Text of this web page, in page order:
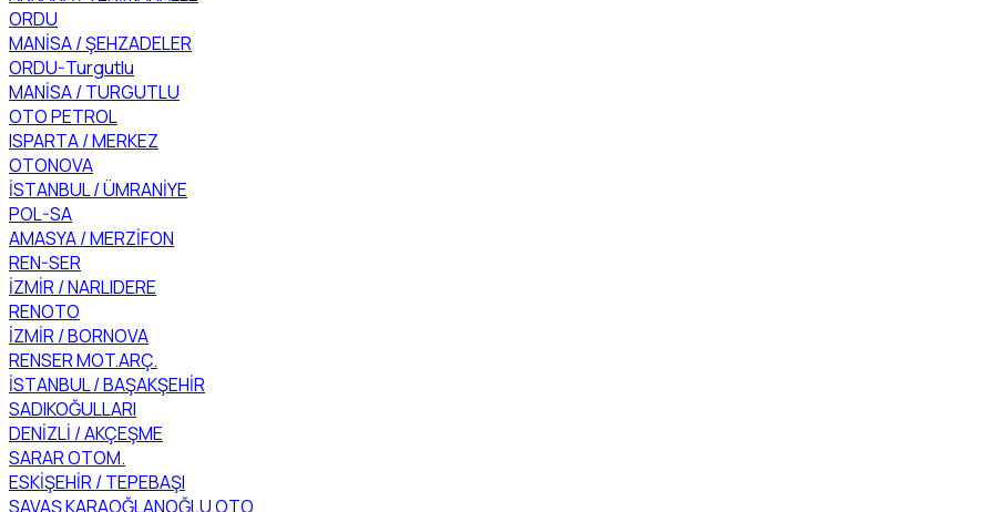
ORDU
MANİSA / ŞEHZADELER
ORDU-Turgutlu
MANİSA / TURGUTLU
OTO PETROL
ISPARTA / MERKEZ
OTONOVA
İSTANBUL / ÜMRANİYE
POL-SA
AMASYA / MERZİFON
REN-SER
İZMİR / NARLIDERE
RENOTO
İZMİR / BORNOVA
RENSER MOT.ARÇ.
İSTANBUL / BAŞAKŞEHİR
SADIKOĞULLARI
DENİZLİ / AKÇEŞME
SARAR OTOM.
ESKİŞEHİR / TEPEBAŞI
SAVAŞ KARAOĞLANOĞLU OTO